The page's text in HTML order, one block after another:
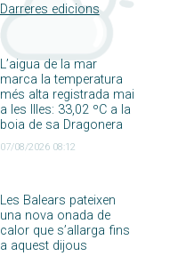
Darreres edicions
L’aigua de la mar
marca la temperatura
més alta registrada mai
a les Illes: 33,02 ºC a la
boia de sa Dragonera
07/08/2026 08:12
Les Balears pateixen
una nova onada de
calor que s’allarga fins
a aquest dijous